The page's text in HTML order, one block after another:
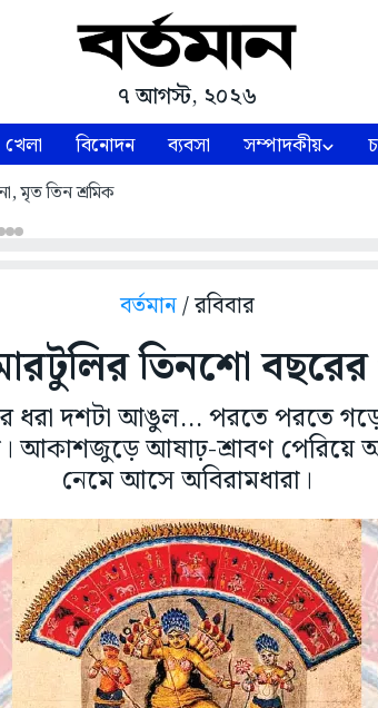
৭ আগস্ট, ২০২৬
খেলা বিনোদন ব্যবসা সম্পাদকীয়
মৃত তিন শ্রমিক
বর্তমান/ রবিবার
তিনশো বছরের
ধরা দশটা আঙুল... পরতে পরতে গড়ে
আকাশজুড়ে আষাঢ়-শ্রাবণ
নেমে আসে অবিরামধারা।